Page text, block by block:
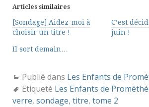
Articles similaires
[Sondage] Aidez-moi à
choisir un titre !
C’est
juin !
Il sort demain…
Publié dans Les Enfants de
Etiqueté Les Enfants de
verre, sondage, titre, tome 2